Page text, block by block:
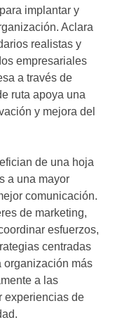
implantar y
Aclara
realistas y
empresariales
a través de
ruta apoya una
y mejora del
de una hoja
a una mayor
comunicación.
de marketing,
esfuerzos,
centradas
organización más
a las
experiencias de